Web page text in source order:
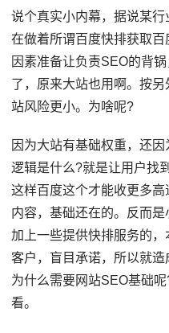
说个真实小内幕，据说某
在做着所谓百度快排获取
因素准备让负责SEO的背
了，原来大站也用啊。按
站风险更小。为啥呢?
因为大站有基础权重，还
逻辑是什么?就是让用户找
这样百度这个才能收更多
内容，基础还在的。反而
加上一些提供快排服务的
客户，盲目承诺，所以就
为什么需要网站SEO基础
看。